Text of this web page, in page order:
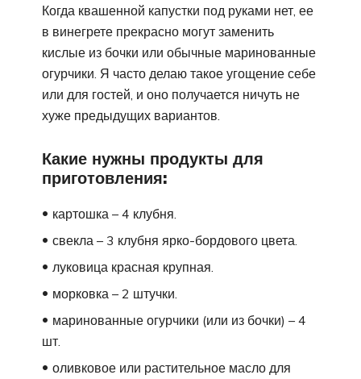
Когда квашенной капустки под руками нет, ее
в винегрете прекрасно могут заменить
кислые из бочки или обычные маринованные
огурчики. Я часто делаю такое угощение себе
или для гостей, и оно получается ничуть не
хуже предыдущих вариантов.
Какие нужны продукты для
приготовления:
картошка – 4 клубня.
свекла – 3 клубня ярко-бордового цвета.
луковица красная крупная.
морковка – 2 штучки.
маринованные огурчики (или из бочки) – 4
шт.
оливковое или растительное масло для